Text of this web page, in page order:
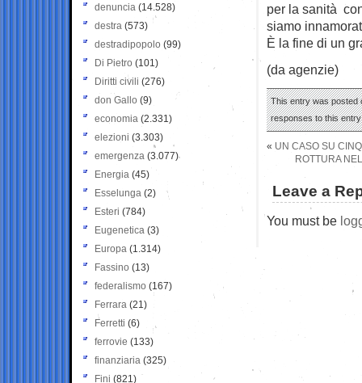
per la sanità
siamo
È la fine di un
(da agenzie)
This entry was posted
responses to this
« UN CASO SU
ROTTURA
Leave a
You must be
denuncia (14.528)
destra (573)
destradipopolo (99)
Di Pietro (101)
Diritti civili (276)
don Gallo (9)
economia (2.331)
elezioni (3.303)
emergenza (3.077)
Energia (45)
Esselunga (2)
Esteri (784)
Eugenetica (3)
Europa (1.314)
Fassino (13)
federalismo (167)
Ferrara (21)
Ferretti (6)
ferrovie (133)
finanziaria (325)
Fini (821)